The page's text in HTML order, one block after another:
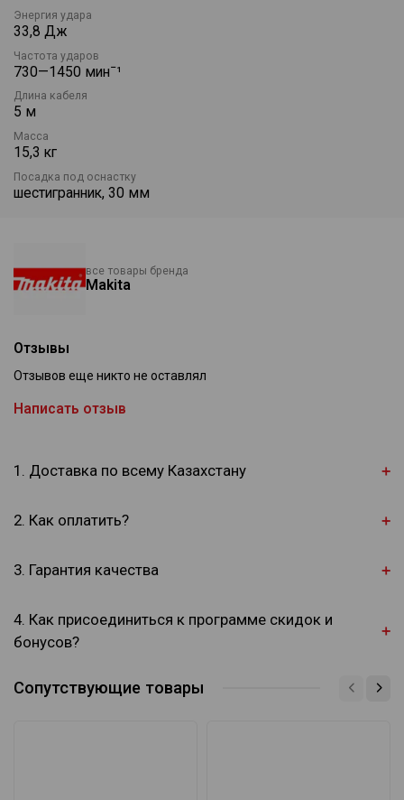
Энергия удара
33,8 Дж
Частота ударов
730—1450 минˉ¹
Длина кабеля
5 м
Масса
15,3 кг
Посадка под оснастку
шестигранник, 30 мм
все товары бренда
Makita
Отзывы
Отзывов еще никто не оставлял
Написать отзыв
1. Доставка по всему Казахстану
2. Как оплатить?
3. Гарантия качества
4. Как присоединиться к программе скидок и
бонусов?
Сопутствующие товары